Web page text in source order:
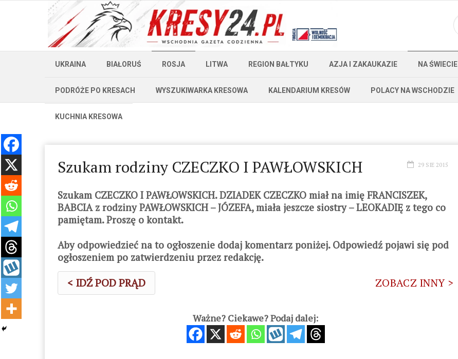
UKRAINA BIAŁORUŚ ROSJA LITWA REGION BAŁTYKU AZJA I ZAKAUKAZIE NA ŚWIECIE
PODRÓŻE PO KRESACH WYSZUKIWARKA KRESOWA KALENDARIUM KRESÓW POLACY NA WSCHODZIE
KUCHNIA KRESOWA
Szukam rodziny CZECZKO I PAWŁOWSKICH 29 SIE 2015
Szukam CZECZKO I PAWŁOWSKICH. DZIADEK CZECZKO miał na imię FRANCISZEK,
BABCIA z rodziny PAWŁOWSKICH – JÓZEFA, miała jeszcze siostry – LEOKADIĘ z tego co
pamiętam. Proszę o kontakt.
Aby odpowiedzieć na to ogłoszenie dodaj komentarz poniżej. Odpowiedź pojawi się pod
ogłoszeniem po zatwierdzeniu przez redakcję.
< IDŹ POD PRĄD ZOBACZ INNY >
Ważne? Ciekawe? Podaj dalej: